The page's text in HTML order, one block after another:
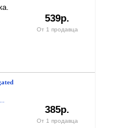
539р.
От 1 продавца
385р.
От 1 продавца